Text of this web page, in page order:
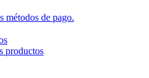
métodos de pago.
productos